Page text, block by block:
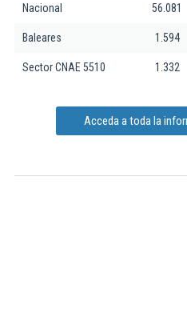
Nacional
56.081
Baleares 1.594
Sector CNAE 5510 1.332
Acceda a toda la